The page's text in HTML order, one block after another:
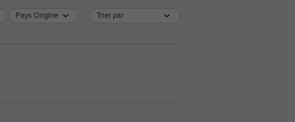
Pays Origine Trier par